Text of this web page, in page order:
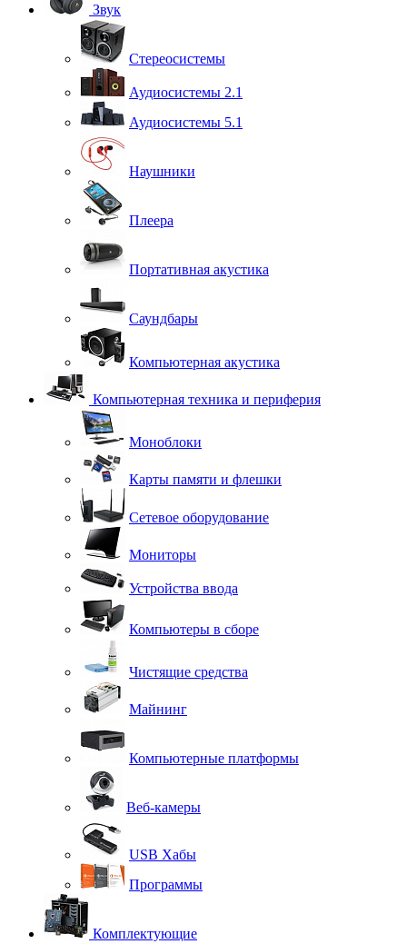
Звук
Стереосистемы
Аудиосистемы 2.1
Аудиосистемы 5.1
Наушники
Плеера
Портативная акустика
Саундбары
Компьютерная акустика
Компьютерная техника и периферия
Моноблоки
Карты памяти и флешки
Сетевое оборудование
Мониторы
Устройства ввода
Компьютеры в сборе
Чистящие средства
Майнинг
Компьютерные платформы
Веб-камеры
USB Хабы
Программы
Комплектующие